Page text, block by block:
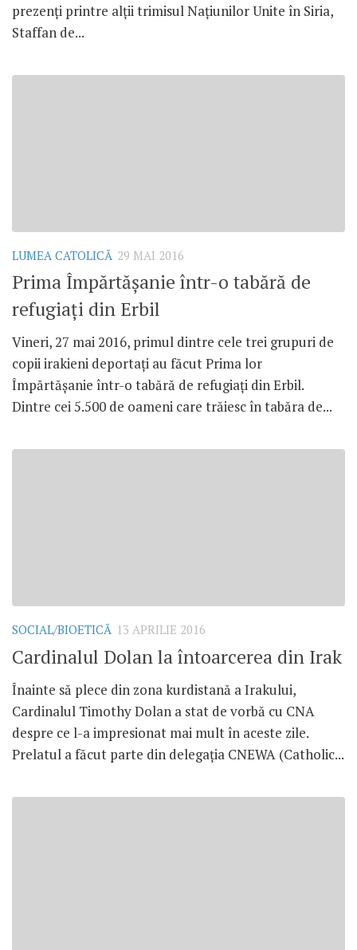
prezenți printre alții trimisul Națiunilor Unite în Siria,
Staffan de...
LUMEA CATOLICĂ 29 MAI 2016
Prima Împărtășanie într-o tabără de
refugiați din Erbil
Vineri, 27 mai 2016, primul dintre cele trei grupuri de
copii irakieni deportați au făcut Prima lor
Împărtășanie într-o tabără de refugiați din Erbil.
Dintre cei 5.500 de oameni care trăiesc în tabăra de...
SOCIAL/BIOETICĂ 13 APRILIE 2016
Cardinalul Dolan la întoarcerea din Irak
Înainte să plece din zona kurdistană a Irakului,
Cardinalul Timothy Dolan a stat de vorbă cu CNA
despre ce l-a impresionat mai mult în aceste zile.
Prelatul a făcut parte din delegația CNEWA (Catholic...